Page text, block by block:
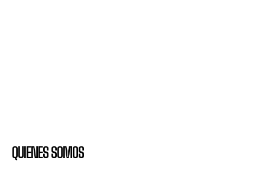
QUIENES SOMOS